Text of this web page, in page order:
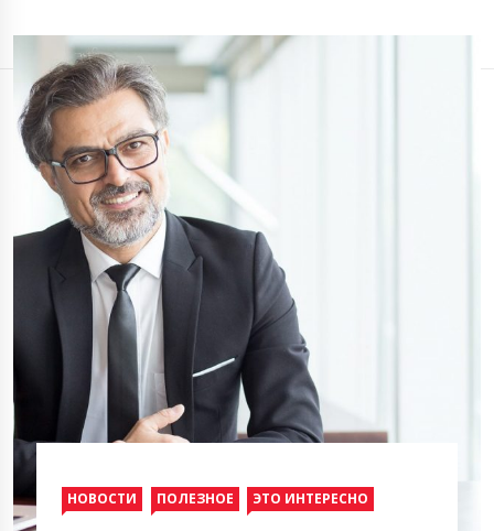
НОВОСТИ ПОЛЕЗНОЕ ЭТО ИНТЕРЕСНО